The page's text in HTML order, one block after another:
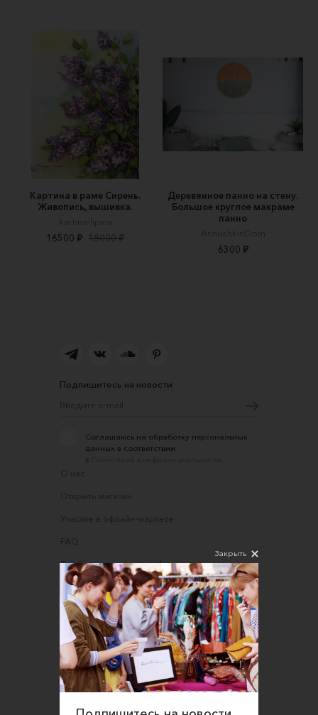
Картина в раме Сирень.
Живопись, вышивка.
kartina-lipina
16500 ₽ 18000 ₽
Деревянное панно на стену.
Большое круглое макраме
панно
AnnushkinDom
6300 ₽
Подпишитесь на новости
Соглашаюсь на обработку персональных
данных в соответствии
с
О нас
Открыть магазин
Участие в офлайн-маркете
FAQ
Требования к фотографиям
Обратная связь
Соглашение об оказании услуг
Правила сайта
Оферта для продавцов
Оферта для покупателей
Закрыть